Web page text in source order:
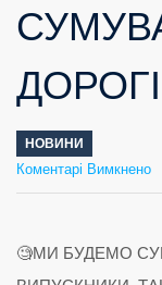
НОВИНИ
Коментарі Вимкненодо
🧐МИ БУДЕМО